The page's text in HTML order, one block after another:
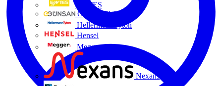
ENTES
Günsan Elektrik
HellermannTyton
Hensel
Megger
Nexans